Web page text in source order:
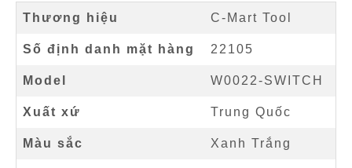
Thương hiệu
C-Mart Tool
Số định danh mặt hàng 22105
Model W0022-SWITCH
Xuất xứ Trung Quốc
Màu sắc Xanh Trắng